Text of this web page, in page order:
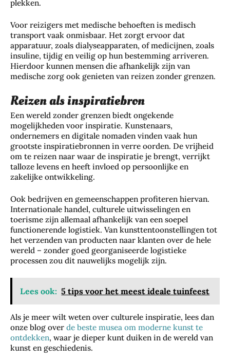
plekken.
Voor reizigers met medische behoeften is medisch
transport vaak onmisbaar. Het zorgt ervoor dat
apparatuur, zoals dialyseapparaten, of medicijnen, zoals
insuline, tijdig en veilig op hun bestemming arriveren.
Hierdoor kunnen mensen die afhankelijk zijn van
medische zorg ook genieten van reizen zonder grenzen.
Reizen als inspiratiebron
Een wereld zonder grenzen biedt ongekende
mogelijkheden voor inspiratie. Kunstenaars,
ondernemers en digitale nomaden vinden vaak hun
grootste inspiratiebronnen in verre oorden. De vrijheid
om te reizen naar waar de inspiratie je brengt, verrijkt
talloze levens en heeft invloed op persoonlijke en
zakelijke ontwikkeling.
Ook bedrijven en gemeenschappen profiteren hiervan.
Internationale handel, culturele uitwisselingen en
toerisme zijn allemaal afhankelijk van een soepel
functionerende logistiek. Van kunsttentoonstellingen tot
het verzenden van producten naar klanten over de hele
wereld – zonder goed georganiseerde logistieke
processen zou dit nauwelijks mogelijk zijn.
Lees ook: 5 tips voor het meest ideale tuinfeest
Als je meer wilt weten over culturele inspiratie, lees dan
onze blog over de beste musea om moderne kunst te
ontdekken, waar je dieper kunt duiken in de wereld van
kunst en geschiedenis.